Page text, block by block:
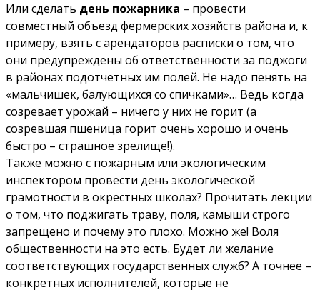
Или сделать день пожарника – провести
совместный объезд фермерских хозяйств района и, к
примеру, взять с арендаторов расписки о том, что
они предупреждены об ответственности за поджоги
в районах подотчетных им полей. Не надо пенять на
«мальчишек, балующихся со спичками»… Ведь когда
созревает урожай – ничего у них не горит (а
созревшая пшеница горит очень хорошо и очень
быстро – страшное зрелище!).
Также можно с пожарным или экологическим
инспектором провести день экологической
грамотности в окрестных школах? Прочитать лекции
о том, что поджигать траву, поля, камыши строго
запрещено и почему это плохо. Можно же! Воля
общественности на это есть. Будет ли желание
соответствующих государственных служб? А точнее –
конкретных исполнителей, которые не